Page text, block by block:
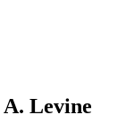
Levine